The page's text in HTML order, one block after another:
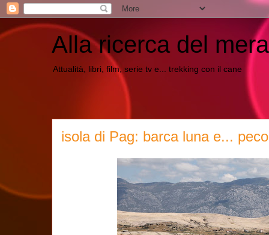
Alla ricerca del
Attualità, libri, film, serie tv e... trekking con il cane
isola di Pag: barca luna e...